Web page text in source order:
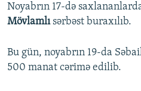
Noyabrın 17-də
Mövlamlı sərbəst buraxılıb.
Bu gün, noyabrın 19-da
500 manat cərimə edilib.